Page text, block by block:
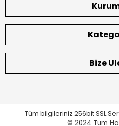
Bize
Tüm bilgileriniz 256bit SSL
© 2024 Tüm